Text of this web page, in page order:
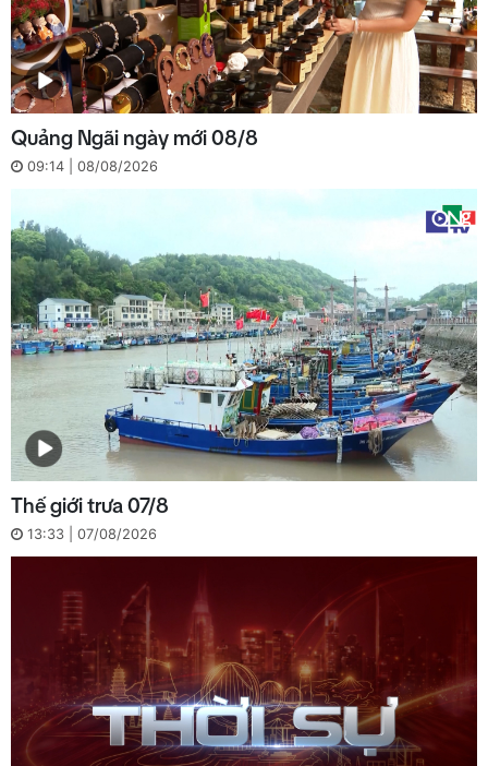
Quảng Ngãi ngày mới 08/8
09:14 | 08/08/2026
Thế giới trưa 07/8
13:33 | 07/08/2026